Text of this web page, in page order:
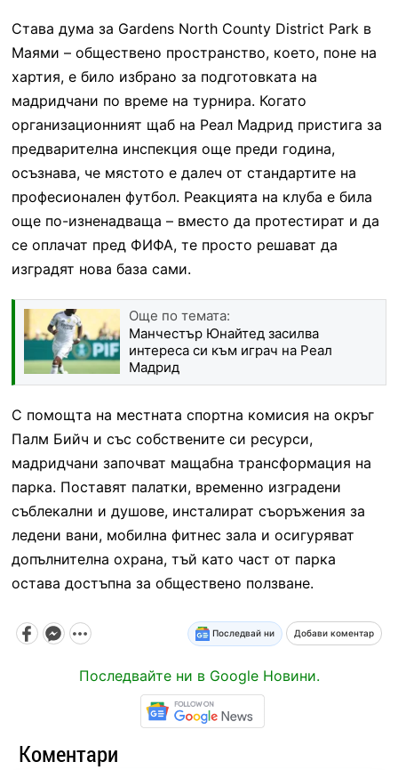
Става дума за Gardens North County District Park в
Маями – обществено пространство, което, поне на
хартия, е било избрано за подготовката на
мадридчани по време на турнира. Когато
организационният щаб на Реал Мадрид пристига за
предварителна инспекция още преди година,
осъзнава, че мястото е далеч от стандартите на
професионален футбол. Реакцията на клуба е била
още по-изненадваща – вместо да протестират и да
се оплачат пред ФИФА, те просто решават да
изградят нова база сами.
Още по темата:
Манчестър Юнайтед засилва
интереса си към играч на Реал
Мадрид
С помощта на местната спортна комисия на окръг
Палм Бийч и със собствените си ресурси,
мадридчани започват мащабна трансформация на
парка. Поставят палатки, временно изградени
съблекални и душове, инсталират съоръжения за
ледени вани, мобилна фитнес зала и осигуряват
допълнителна охрана, тъй като част от парка
остава достъпна за обществено ползване.
Последвай ни Добави коментар
Последвайте ни в Google Новини.
Коментари